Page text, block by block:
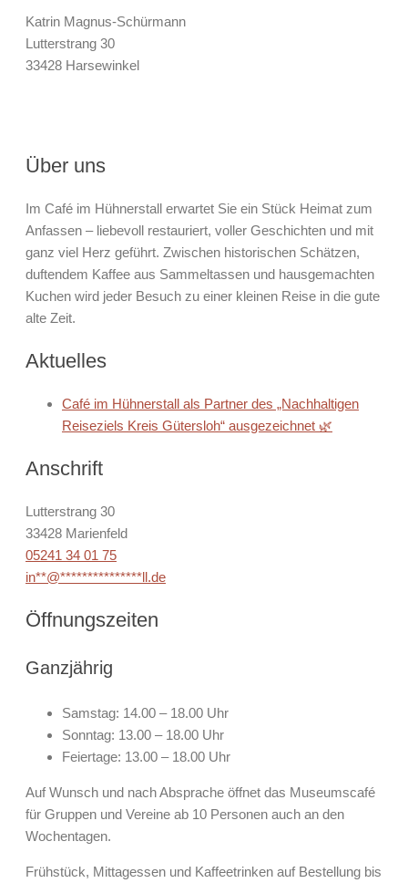
Katrin Magnus-Schürmann
Lutterstrang 30
33428 Harsewinkel
Über uns
Im Café im Hühnerstall erwartet Sie ein Stück Heimat zum
Anfassen – liebevoll restauriert, voller Geschichten und mit
ganz viel Herz geführt. Zwischen historischen Schätzen,
duftendem Kaffee aus Sammeltassen und hausgemachten
Kuchen wird jeder Besuch zu einer kleinen Reise in die gute
alte Zeit.
Aktuelles
Café im Hühnerstall als Partner des „Nachhaltigen
Reiseziels Kreis Gütersloh“ ausgezeichnet 🌿
Anschrift
Lutterstrang 30
33428 Marienfeld
05241 34 01 75
in**@***************ll.de
Öffnungszeiten
Ganzjährig
Samstag: 14.00 – 18.00 Uhr
Sonntag: 13.00 – 18.00 Uhr
Feiertage: 13.00 – 18.00 Uhr
Auf Wunsch und nach Absprache öffnet das Museumscafé
für Gruppen und Vereine ab 10 Personen auch an den
Wochentagen.
Frühstück, Mittagessen und Kaffeetrinken auf Bestellung bis